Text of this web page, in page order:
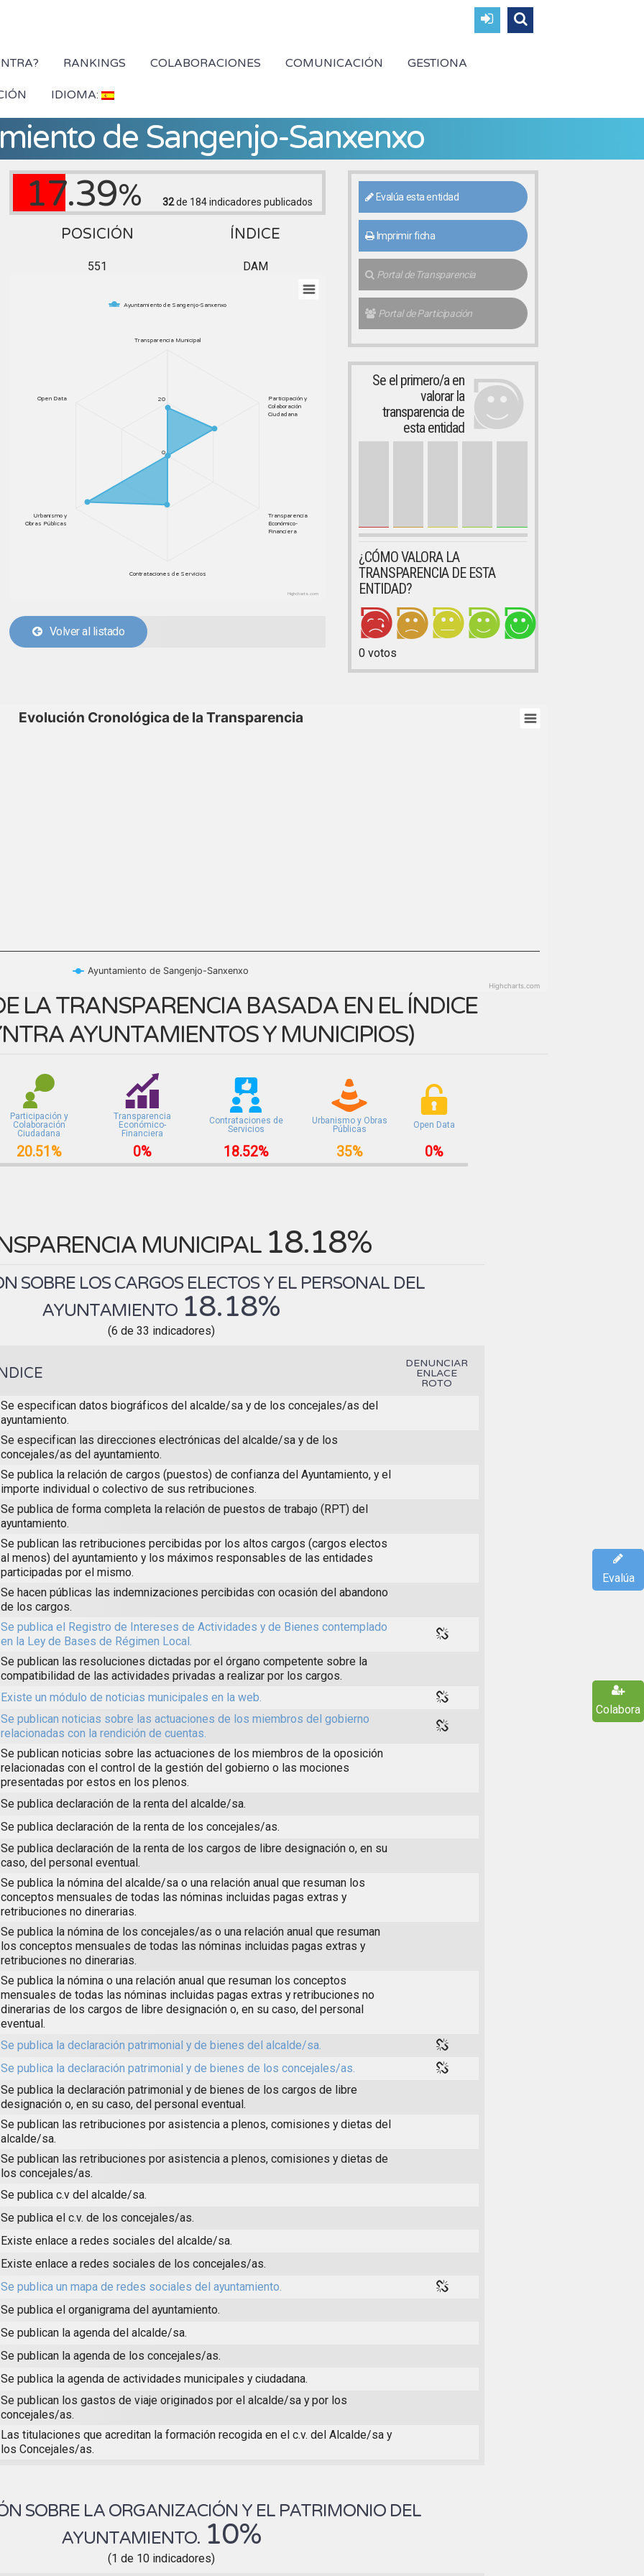
RANKINGS COLABORACIONES COMUNICACIÓN GESTIONA
IDIOMA:
de Sangenjo-Sanxenxo
17.39% 32de 184indicadores publicados
POSICIÓN ÍNDICE
551 DAM
Ayuntamiento de Sangenjo-Sanxenxo
Transparencia Municipal
Participación y
Colaboración
Ciudadana
Transparencia
Económico-
Financiera
Contrataciones de Servicios
Urbanismo y
Obras Públicas
Open Data
0
20
Highcharts.com
Volver al listado
Evalúa esta entidad
Imprimir ficha
Portal de Transparencia
Portal de Participación
Se el primero/a en
valorar la
transparencia de
esta entidad
¿CÓMO VALORA LA
TRANSPARENCIA DE ESTA
ENTIDAD?
0votos
Evolución Cronológica de la Transparencia
Ayuntamiento de Sangenjo-Sanxenxo
Highcharts.com
LA TRANSPARENCIA BASADA EN EL ÍNDICE
AYUNTAMIENTOS Y MUNICIPIOS)
Participación y
Colaboración
Ciudadana
20.51%
Transparencia
Económico-
Financiera
0%
Contrataciones de
Servicios
18.52%
Urbanismo y Obras
Públicas
35%
Open Data
0%
MUNICIPAL 18.18%
SOBRE LOS CARGOS ELECTOS Y EL PERSONAL DEL
AYUNTAMIENTO 18.18%
(6 de 33 indicadores)
DENUNCIAR
ENLACE
ROTO
Se especifican datos biográficos del alcalde/sa y de los concejales/as del
ayuntamiento.
Se especifican las direcciones electrónicas del alcalde/sa y de los
concejales/as del ayuntamiento.
Se publica la relación de cargos (puestos) de confianza del Ayuntamiento, y el
importe individual o colectivo de sus retribuciones.
Se publica de forma completa la relación de puestos de trabajo (RPT) del
ayuntamiento.
Se publican las retribuciones percibidas por los altos cargos (cargos electos
al menos) del ayuntamiento y los máximos responsables de las entidades
participadas por el mismo.
Se hacen públicas las indemnizaciones percibidas con ocasión del abandono
de los cargos.
Se publica el Registro de Intereses de Actividades y de Bienes contemplado
en la Ley de Bases de Régimen Local.
Se publican las resoluciones dictadas por el órgano competente sobre la
compatibilidad de las actividades privadas a realizar por los cargos.
Existe un módulo de noticias municipales en la web.
Se publican noticias sobre las actuaciones de los miembros del gobierno
relacionadas con la rendición de cuentas.
Se publican noticias sobre las actuaciones de los miembros de la oposición
relacionadas con el control de la gestión del gobierno o las mociones
presentadas por estos en los plenos.
Se publica declaración de la renta del alcalde/sa.
Se publica declaración de la renta de los concejales/as.
Se publica declaración de la renta de los cargos de libre designación o, en su
caso, del personal eventual.
Se publica la nómina del alcalde/sa o una relación anual que resuman los
conceptos mensuales de todas las nóminas incluidas pagas extras y
retribuciones no dinerarias.
Se publica la nómina de los concejales/as o una relación anual que resuman
los conceptos mensuales de todas las nóminas incluidas pagas extras y
retribuciones no dinerarias.
Se publica la nómina o una relación anual que resuman los conceptos
mensuales de todas las nóminas incluidas pagas extras y retribuciones no
dinerarias de los cargos de libre designación o, en su caso, del personal
eventual.
Se publica la declaración patrimonial y de bienes del alcalde/sa.
Se publica la declaración patrimonial y de bienes de los concejales/as.
Se publica la declaración patrimonial y de bienes de los cargos de libre
designación o, en su caso, del personal eventual.
Se publican las retribuciones por asistencia a plenos, comisiones y dietas del
alcalde/sa.
Se publican las retribuciones por asistencia a plenos, comisiones y dietas de
los concejales/as.
Se publica c.v del alcalde/sa.
Se publica el c.v. de los concejales/as.
Existe enlace a redes sociales del alcalde/sa.
Existe enlace a redes sociales de los concejales/as.
Se publica un mapa de redes sociales del ayuntamiento.
Se publica el organigrama del ayuntamiento.
Se publican la agenda del alcalde/sa.
Se publican la agenda de los concejales/as.
Se publica la agenda de actividades municipales y ciudadana.
Se publican los gastos de viaje originados por el alcalde/sa y por los
concejales/as.
Las titulaciones que acreditan la formación recogida en el c.v. del Alcalde/sa y
los Concejales/as.
SOBRE LA ORGANIZACIÓN Y EL PATRIMONIO DEL
AYUNTAMIENTO. 10%
(1 de 10 indicadores)
Evalúa
Colabora